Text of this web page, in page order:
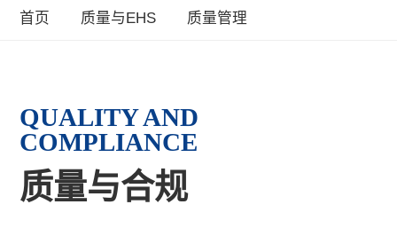
首页 质量与EHS 质量管理
QUALITY AND
COMPLIANCE
质量与合规